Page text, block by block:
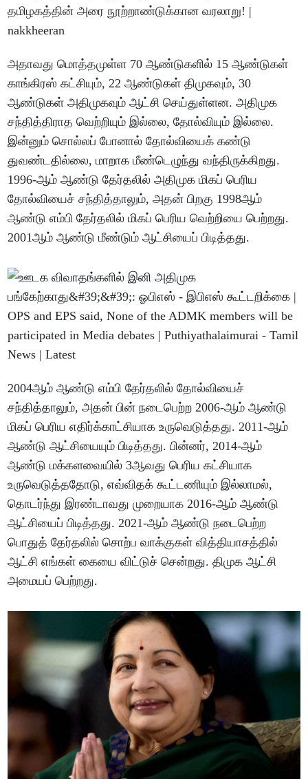
அதாவது மொத்தமுள்ள 70 ஆண்டுகளில் 15 ஆண்டுகள்
காங்கிரஸ் கட்சியும், 22 ஆண்டுகள் திமுகவும், 30
ஆண்டுகள் அதிமுகவும் ஆட்சி செய்துள்ளன. அதிமுக
சந்தித்திராத வெற்றியும் இல்லை, தோல்வியும் இல்லை.
இன்னும் சொல்லப் போனால் தோல்வியைக் கண்டு
துவண்டதில்லை, மாறாக மீண்டெழுந்து வந்திருக்கிறது.
1996-ஆம் ஆண்டு தேர்தலில் அதிமுக மிகப் பெரிய
தோல்வியைச் சந்தித்தாலும், அதன் பிறகு 1998ஆம்
ஆண்டு எம்பி தேர்தலில் மிகப் பெரிய வெற்றியை பெற்றது.
2001ஆம் ஆண்டு மீண்டும் ஆட்சியைப் பிடித்தது.
2004ஆம் ஆண்டு எம்பி தேர்தலில் தோல்வியைச்
சந்தித்தாலும், அதன் பின் நடைபெற்ற 2006-ஆம் ஆண்டு
மிகப் பெரிய எதிர்க்காட்சியாக உருவெடுத்தது. 2011-ஆம்
ஆண்டு ஆட்சியையும் பிடித்தது. பின்னர், 2014-ஆம்
ஆண்டு மக்களவையில் 3ஆவது பெரிய கட்சியாக
உருவெடுத்ததோடு, எவ்விதக் கூட்டணியும் இல்லாமல்,
தொடர்ந்து இரண்டாவது முறையாக 2016-ஆம் ஆண்டு
ஆட்சியைப் பிடித்தது. 2021-ஆம் ஆண்டு நடைபெற்ற
பொதுத் தேர்தலில் சொற்ப வாக்குகள் வித்தியாசத்தில்
ஆட்சி எங்கள் கையை விட்டுச் சென்றது. திமுக ஆட்சி
அமையப் பெற்றது.